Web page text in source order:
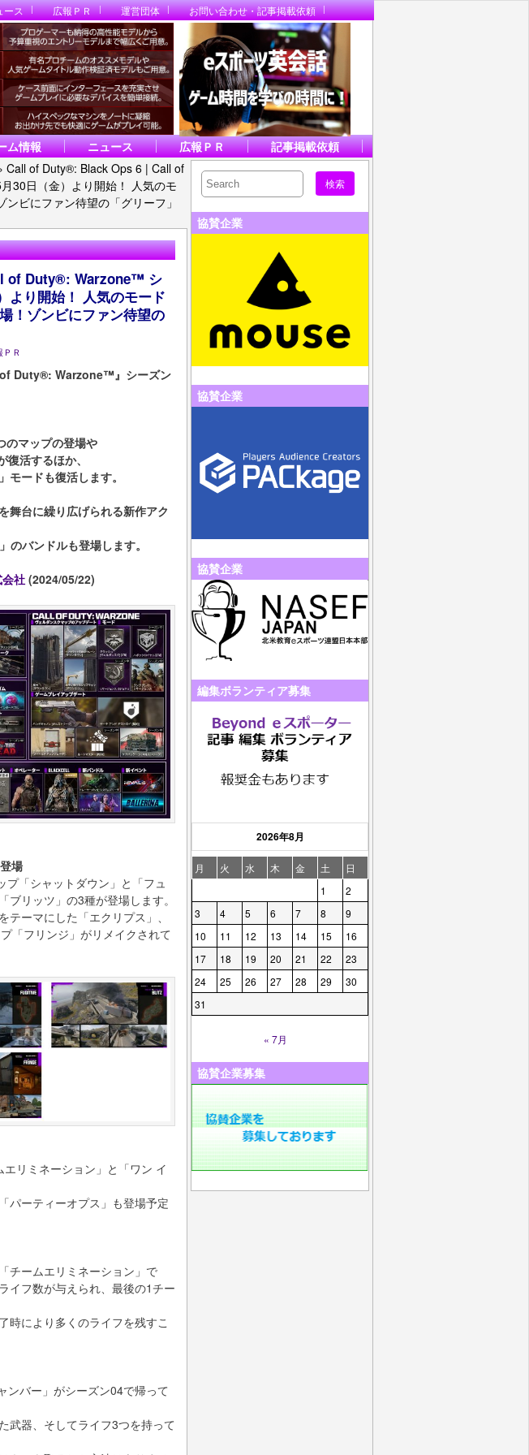
ース 広報ＰＲ 運営団体 お問い合わせ・記事掲載依頼
ム情報 ニュース 広報ＰＲ
記事掲載依頼
› Call of Duty®: Black Ops 6 | Call of
30日（金）より開始！ 人気のモ
ビにファン待望の「グリーフ」
of Duty®: Warzone™ シ
より開始！ 人気のモード
！ゾンビにファン待望の
ＰＲ
Duty®: Warzone™』シーズン
のマップの登場や
活するほか、
モードも復活します。
舞台に繰り広げられる新作アク
バンドルも登場します。
社 (2024/05/22)
場
プ「シャットダウン」と「フュ
リッツ」の3種が登場します。
ーマにした「エクリプス」、
「フリンジ」がリメイクされて
リミネーション」と「ワン イ
パーティーオプス」も登場予定
チームエリミネーション」で
イフ数が与えられ、最後の1チー
時により多くのライフを残すこ
ンバー」がシーズン04で帰って
武器、そしてライフ3つを持って
協賛企業
協賛企業
協賛企業
編集ボランティア募集
2026年8月
月 火 水 木 金 土
日
1
2
3
4 5 6 7 8
9
10
11 12 13 14 15
16
17
18 19 20 21 22
23
24
25 26 27 28 29
30
31
« 7月
協賛企業募集